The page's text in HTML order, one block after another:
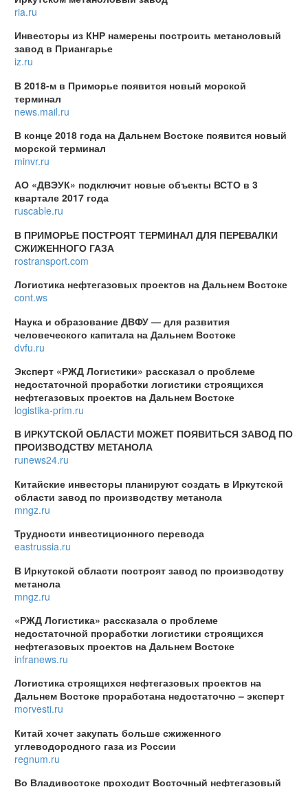
ria.ru
Инвесторы из КНР намерены построить метаноловый
завод в Приангарье
iz.ru
В 2018-м в Приморье появится новый морской
терминал
news.mail.ru
В конце 2018 года на Дальнем Востоке появится новый
морской терминал
minvr.ru
АО «ДВЭУК» подключит новые объекты ВСТО в 3
квартале 2017 года
ruscable.ru
В ПРИМОРЬЕ ПОСТРОЯТ ТЕРМИНАЛ ДЛЯ ПЕРЕВАЛКИ
СЖИЖЕННОГО ГАЗА
rostransport.com
Логистика нефтегазовых проектов на Дальнем Востоке
cont.ws
Наука и образование ДВФУ — для развития
человеческого капитала на Дальнем Востоке
dvfu.ru
Эксперт «РЖД Логистики» рассказал о проблеме
недостаточной проработки логистики строящихся
нефтегазовых проектов на Дальнем Востоке
logistika-prim.ru
В ИРКУТСКОЙ ОБЛАСТИ МОЖЕТ ПОЯВИТЬСЯ ЗАВОД ПО
ПРОИЗВОДСТВУ МЕТАНОЛА
runews24.ru
Китайские инвесторы планируют создать в Иркутской
области завод по производству метанола
mngz.ru
Трудности инвестиционного перевода
eastrussia.ru
В Иркутской области построят завод по производству
метанола
mngz.ru
«РЖД Логистика» рассказала о проблеме
недостаточной проработки логистики строящихся
нефтегазовых проектов на Дальнем Востоке
infranews.ru
Логистика строящихся нефтегазовых проектов на
Дальнем Востоке проработана недостаточно – эксперт
morvesti.ru
Китай хочет закупать больше сжиженного
углеводородного газа из России
regnum.ru
Во Владивостоке проходит Восточный нефтегазовый